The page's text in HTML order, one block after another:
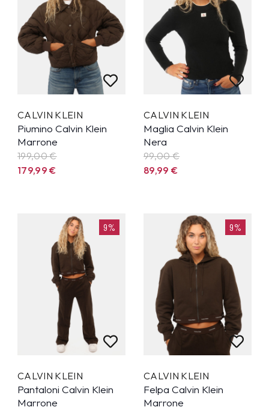
CALVIN KLEIN
Piumino Calvin Klein
Marrone
199,00 €
179,99€
CALVIN KLEIN
Maglia Calvin Klein
Nera
99,00 €
89,99€
9%
CALVIN KLEIN
Pantaloni Calvin Klein
Marrone
9%
CALVIN KLEIN
Felpa Calvin Klein
Marrone